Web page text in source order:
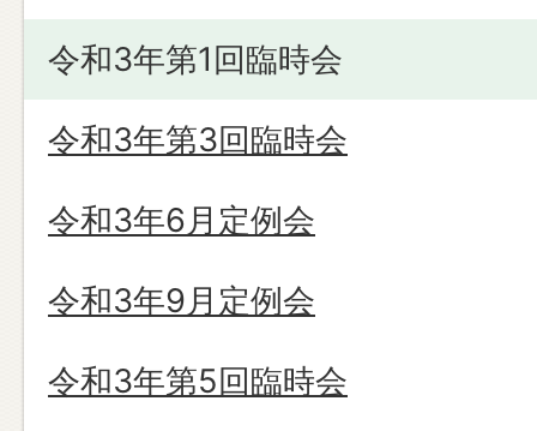
令和3年第1回臨時会
令和3年第3回臨時会
令和3年6月定例会
令和3年9月定例会
令和3年第5回臨時会